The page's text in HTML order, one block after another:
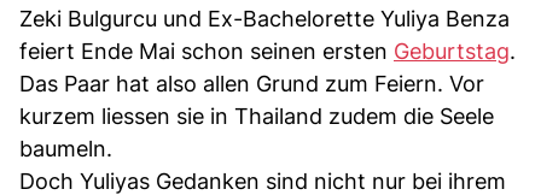
Zeki Bulgurcu und Ex-Bachelorette Yuliya Benza
feiert Ende Mai schon seinen ersten Geburtstag.
Das Paar hat also allen Grund zum Feiern. Vor
kurzem liessen sie in Thailand zudem die Seele
baumeln.
Doch Yuliyas Gedanken sind nicht nur bei ihrem